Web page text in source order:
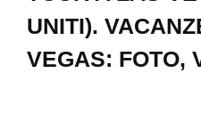
UNITI).
VEGAS: FOTO,